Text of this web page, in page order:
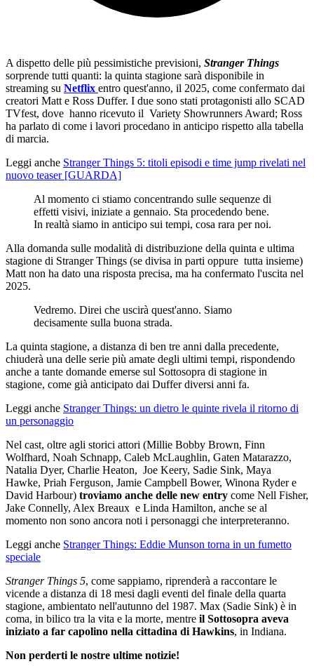
A dispetto delle più pessimistiche previsioni, Stranger Things
sorprende tutti quanti: la quinta stagione sarà disponibile in
streaming su Netflix entro quest'anno, il 2025, come confermato dai
creatori Matt e Ross Duffer. I due sono stati protagonisti allo SCAD
TVfest, dove hanno ricevuto il Variety Showrunners Award; Ross
ha parlato di come i lavori procedano in anticipo rispetto alla tabella
di marcia.
Leggi anche Stranger Things 5: titoli episodi e time jump rivelati nel
nuovo teaser [GUARDA]
Al momento ci stiamo concentrando sulle sequenze di
effetti visivi, iniziate a gennaio. Sta procedendo bene.
In realtà siamo in anticipo sui tempi, cosa rara per noi.
Alla domanda sulle modalità di distribuzione della quinta e ultima
stagione di Stranger Things (se divisa in parti oppure tutta insieme)
Matt non ha dato una risposta precisa, ma ha confermato l'uscita nel
2025.
Vedremo. Direi che uscirà quest'anno. Siamo
decisamente sulla buona strada.
La quinta stagione, a distanza di ben tre anni dalla precedente,
chiuderà una delle serie più amate degli ultimi tempi, rispondendo
anche a tante domande emerse sul Sottosopra di stagione in
stagione, come già anticipato dai Duffer diversi anni fa.
Leggi anche Stranger Things: un dietro le quinte rivela il ritorno di
un personaggio
Nel cast, oltre agli storici attori (Millie Bobby Brown, Finn
Wolfhard, Noah Schnapp, Caleb McLaughlin, Gaten Matarazzo,
Natalia Dyer, Charlie Heaton, Joe Keery, Sadie Sink, Maya
Hawke, Priah Ferguson, Jamie Campbell Bower, Winona Ryder e
David Harbour) troviamo anche delle new entry come Nell Fisher,
Jake Connelly, Alex Breaux e Linda Hamilton, anche se al
momento non sono ancora noti i personaggi che interpreteranno.
Leggi anche Stranger Things: Eddie Munson torna in un fumetto
speciale
Stranger Things 5, come sappiamo, riprenderà a raccontare le
vicende a distanza di 18 mesi dagli eventi del finale della quarta
stagione, ambientato nell'autunno del 1987. Max (Sadie Sink) è in
coma, in bilico tra la vita e la morte, mentre il Sottosopra aveva
iniziato a far capolino nella cittadina di Hawkins, in Indiana.
Non perderti le nostre ultime notizie!